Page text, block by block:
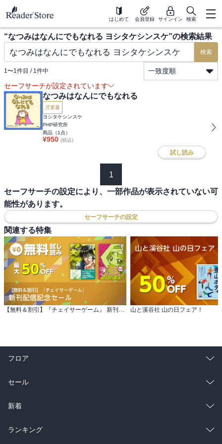
はじめて 会員登録 サインイン 検索
“なつみはなんにでもなれる ヨシタケシンスケ”の検索結果
検索
1〜1件目 / 1件中
一致度順
セーフサーチが設定されています
なつみはなんにでもなれる
児童書
ヨシタケシンスケ
PHP研究所
商品（1 点）
¥950 (税込)
試し読み
1
セーフサーチの設定により、一部作品が表示されていない可
能性があります。
セーフサーチの設定
関連する特集
【無料＆割引】『チェイサーゲーム』 新刊配信記念セール 山と溪谷社 山の日フェア！
フロア
総合
ラノベ
雑誌・グラビア
セール
総合
ラノベ
新着
総合
ランキング